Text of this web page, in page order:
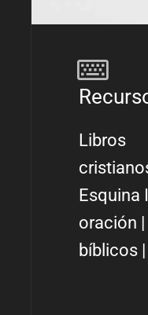
Libros
Esquina
oración |
bíblicos|